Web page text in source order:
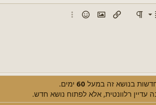
ממוספרתטקסט
סגנון פסקההוספת קישור
הוספת תמונה
סמייליםאפשרויות נוספות...
בנושא זה במעל 60 ימים.
עדיין רלוונטית, אלא לפתוח נושא חדש.